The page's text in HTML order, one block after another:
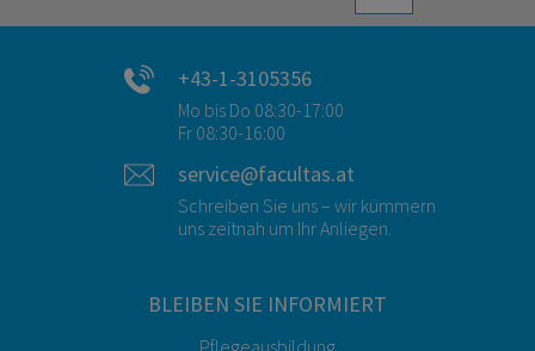
+43-1-3105356
Mo bis Do 08:30-17:00
Fr 08:30-16:00
service@facultas.at
Schreiben Sie uns – wir kümmern
uns zeitnah um Ihr Anliegen.
BLEIBEN SIE INFORMIERT
Pflegeausbildung